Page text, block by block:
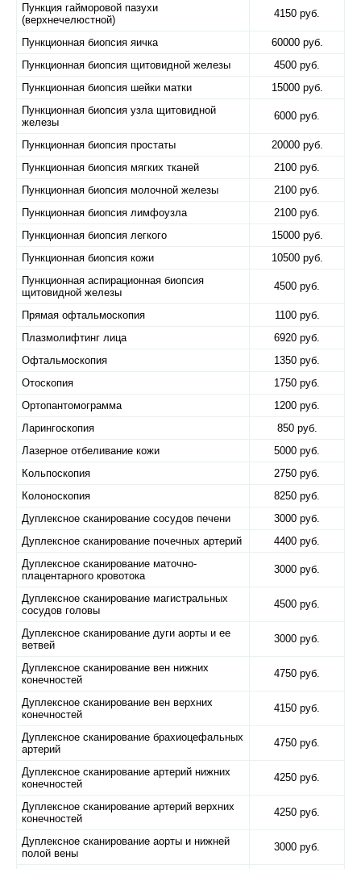
Пункция гайморовой пазухи
(верхнечелюстной)
4150 руб.
Пункционная биопсия яичка
60000 руб.
Пункционная биопсия щитовидной железы
4500 руб.
Пункционная биопсия шейки матки
15000 руб.
Пункционная биопсия узла щитовидной
железы
6000 руб.
Пункционная биопсия простаты
20000 руб.
Пункционная биопсия мягких тканей
2100 руб.
Пункционная биопсия молочной железы
2100 руб.
Пункционная биопсия лимфоузла
2100 руб.
Пункционная биопсия легкого
15000 руб.
Пункционная биопсия кожи
10500 руб.
Пункционная аспирационная биопсия
щитовидной железы
4500 руб.
Прямая офтальмоскопия
1100 руб.
Плазмолифтинг лица
6920 руб.
Офтальмоскопия
1350 руб.
Отоскопия
1750 руб.
Ортопантомограмма
1200 руб.
Ларингоскопия
850 руб.
Лазерное отбеливание кожи
5000 руб.
Кольпоскопия
2750 руб.
Колоноскопия
8250 руб.
Дуплексное сканирование сосудов печени
3000 руб.
Дуплексное сканирование почечных артерий
4400 руб.
Дуплексное сканирование маточно-
плацентарного кровотока
3000 руб.
Дуплексное сканирование магистральных
сосудов головы
4500 руб.
Дуплексное сканирование дуги аорты и ее
ветвей
3000 руб.
Дуплексное сканирование вен нижних
конечностей
4750 руб.
Дуплексное сканирование вен верхних
конечностей
4150 руб.
Дуплексное сканирование брахиоцефальных
артерий
4750 руб.
Дуплексное сканирование артерий нижних
конечностей
4250 руб.
Дуплексное сканирование артерий верхних
конечностей
4250 руб.
Дуплексное сканирование аорты и нижней
полой вены
3000 руб.